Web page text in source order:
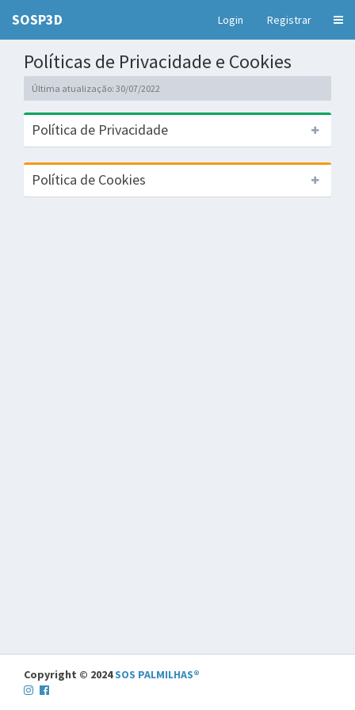
SOSP3D Login Registrar
Políticas de Privacidade e Cookies
Última atualização: 30/07/2022
Política de Privacidade
Política de Cookies
Copyright © 2024SOS PALMILHAS®